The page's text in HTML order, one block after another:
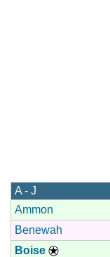
A - J
Ammon
Benewah
Boise